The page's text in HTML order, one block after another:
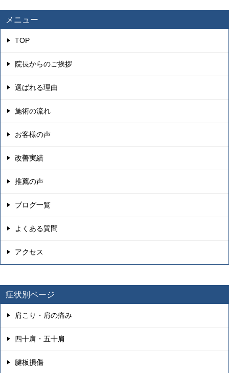
メニュー
TOP
院長からのご挨拶
選ばれる理由
施術の流れ
お客様の声
改善実績
推薦の声
ブログ一覧
よくある質問
アクセス
症状別ページ
肩こり・肩の痛み
四十肩・五十肩
腱板損傷